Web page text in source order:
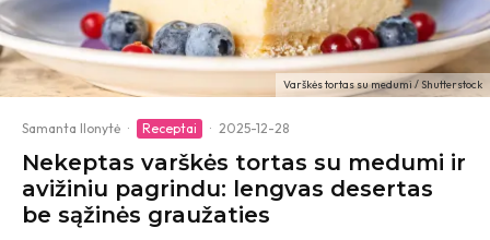
Varškės tortas su medumi / Shutterstock
Samanta Ilonytė · Receptai · 2025-12-28
Nekeptas varškės tortas su medumi ir
avižiniu pagrindu: lengvas desertas
be sąžinės graužaties